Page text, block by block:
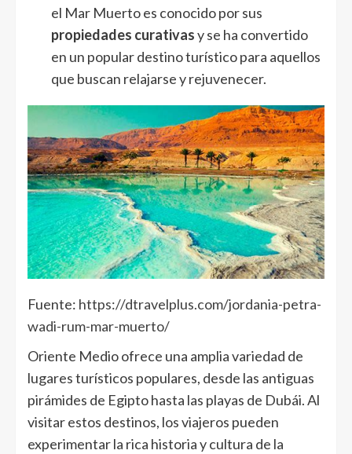
el Mar Muerto es conocido por sus
propiedades curativasy se ha convertido
en un popular destino turístico para aquellos
que buscan relajarse y rejuvenecer.
Fuente: https://dtravelplus.com/jordania-petra-
wadi-rum-mar-muerto/
Oriente Medio ofrece una amplia variedad de
lugares turísticos populares, desde las antiguas
pirámides de Egipto hasta las playas de Dubái. Al
visitar estos destinos, los viajeros pueden
experimentar la rica historia y cultura de la